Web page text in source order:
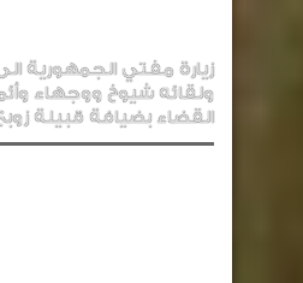
زيارة مفتي الجمهورية
ولقائه شيوخ ووجهاء
القضاء بضيافة قبيلة